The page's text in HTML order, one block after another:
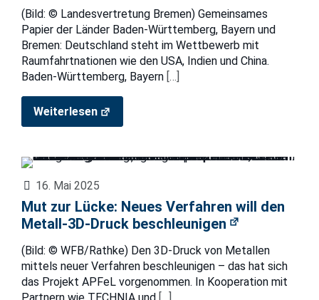
(Bild: © Landesvertretung Bremen) Gemeinsames
Papier der Länder Baden-Württemberg, Bayern und
Bremen: Deutschland steht im Wettbewerb mit
Raumfahrtnationen wie den USA, Indien und China.
Baden-Württemberg, Bayern […]
Weiterlesen
16. Mai 2025
Mut zur Lücke: Neues Verfahren will den
Metall-3D-Druck beschleunigen
(Bild: © WFB/Rathke) Den 3D-Druck von Metallen
mittels neuer Verfahren beschleunigen – das hat sich
das Projekt APFeL vorgenommen. In Kooperation mit